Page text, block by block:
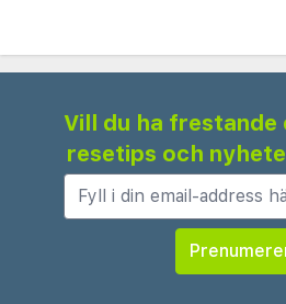
Vill du ha frestande
resetips och